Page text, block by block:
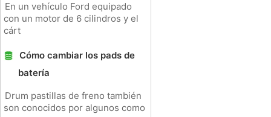
En un vehículo Ford equipado
con un motor de 6 cilindros y el
cárt
Cómo cambiar los pads de
batería
Drum pastillas de freno también
son conocidos por algunos como